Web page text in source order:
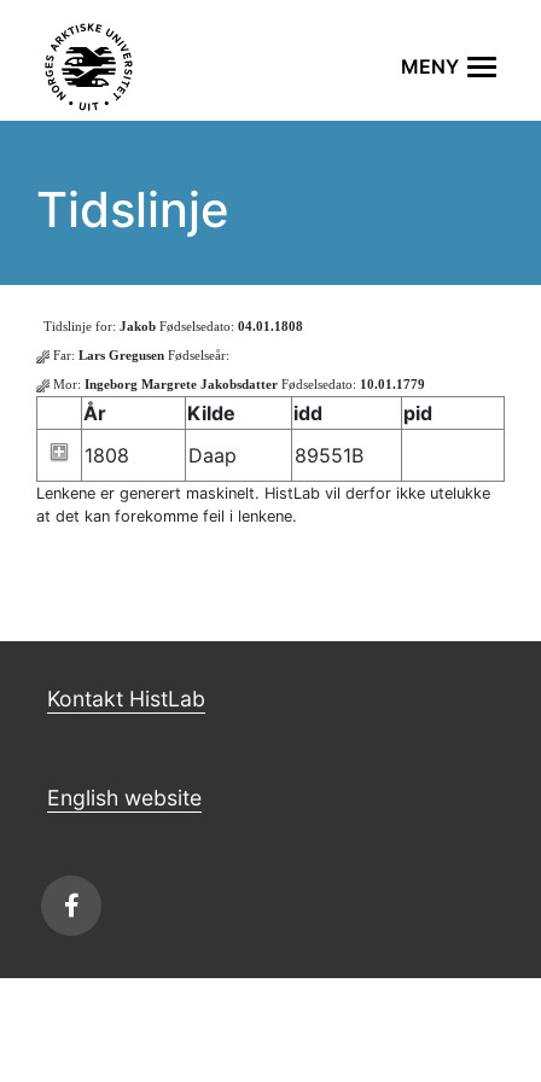
Tidslinje
Tidslinje for: Jakob Fødselsedato: 04.01.1808
Far: Lars Gregusen Fødselseår:
Mor: Ingeborg Margrete Jakobsdatter Fødselsedato: 10.01.1779
År Kilde idd
pid
1808
Daap 89551B
Lenkene er generert maskinelt. HistLab vil derfor ikke utelukke
at det kan forekomme feil i lenkene.
Kontakt HistLab
English website